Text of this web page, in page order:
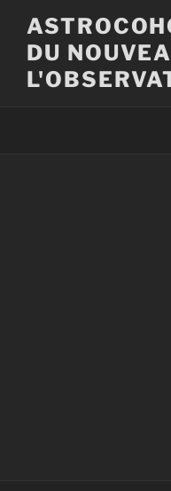
contenu
principal
DU